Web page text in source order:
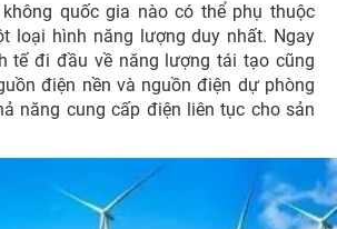
quốc gia nào có thể phụ thuộc
loại hình năng lượng duy nhất. Ngay
tế đi đầu về năng lượng tái tạo cũng
điện nền và nguồn điện dự phòng
năng cung cấp điện liên tục cho sản